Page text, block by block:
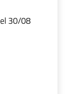
30/08